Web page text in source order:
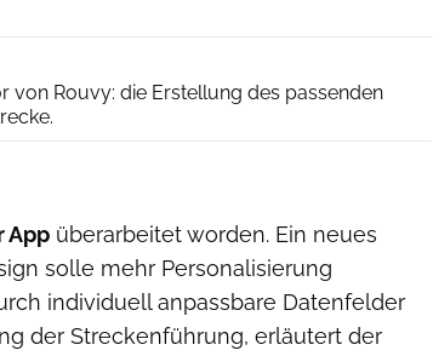
von Rouvy: die Erstellung des passenden
App überarbeitet worden. Ein neues
solle mehr Personalisierung
individuell anpassbare Datenfelder
der Streckenführung, erläutert der